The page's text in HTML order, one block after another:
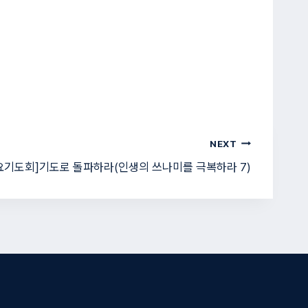
NEXT
기도회]기도로 돌파하라(인생의 쓰나미를 극복하라 7)